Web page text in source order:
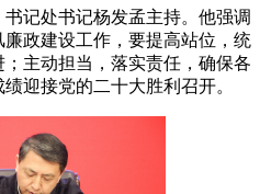
记处书记杨发孟主持。他强调
政建设工作，要提高站位，统
主动担当，落实责任，确保各
迎接党的二十大胜利召开。